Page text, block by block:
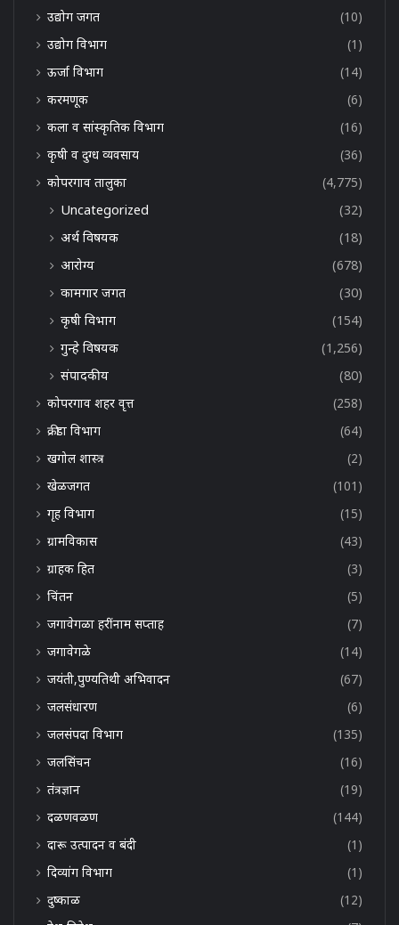
उद्योग जगत
(10)
उद्योग विभाग
(1)
ऊर्जा विभाग
(14)
करमणूक
(6)
कला व सांस्कृतिक विभाग
(16)
कृषी व दुग्ध व्यवसाय
(36)
कोपरगाव तालुका
(4,775)
Uncategorized
(32)
अर्थ विषयक
(18)
आरोग्य
(678)
कामगार जगत
(30)
कृषी विभाग
(154)
गुन्हे विषयक
(1,256)
संपादकीय
(80)
कोपरगाव शहर वृत्त
(258)
क्रीडा विभाग
(64)
खगोल शास्त्र
(2)
खेळजगत
(101)
गृह विभाग
(15)
ग्रामविकास
(43)
ग्राहक हित
(3)
चिंतन
(5)
जगावेगळा हरींनाम सप्ताह
(7)
जगावेगळे
(14)
जयंती,पुण्यतिथी अभिवादन
(67)
जलसंधारण
(6)
जलसंपदा विभाग
(135)
जलसिंचन
(16)
तंत्रज्ञान
(19)
दळणवळण
(144)
दारू उत्पादन व बंदी
(1)
दिव्यांग विभाग
(1)
दुष्काळ
(12)